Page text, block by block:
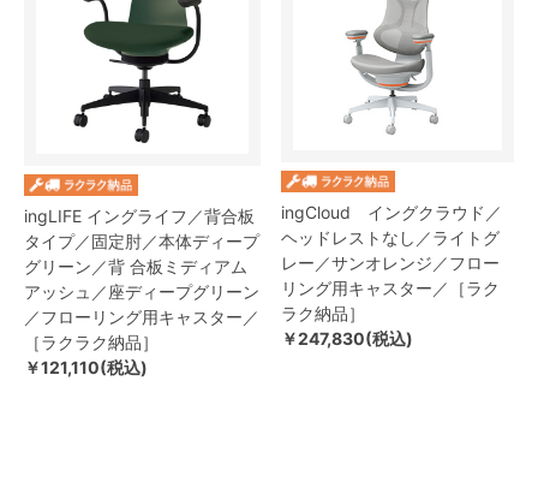
ingLIFE イングライフ／背合板
タイプ／固定肘／本体ディープ
グリーン／背 合板ミディアム
アッシュ／座ディープグリーン
／フローリング用キャスター／
［ラクラク納品］
￥121,110(税込)
ingCloud イングクラウド／
ヘッドレストなし／ライトグ
レー／サンオレンジ／フロー
リング用キャスター／［ラク
ラク納品］
￥247,830(税込)